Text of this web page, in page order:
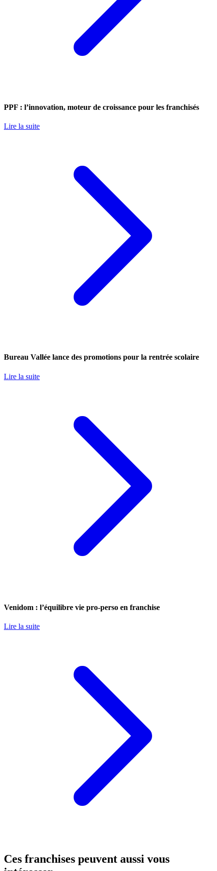
PPF : l’innovation, moteur de croissance pour les franchisés
Lire la suite
Bureau Vallée lance des promotions pour la rentrée scolaire
Lire la suite
Venidom : l’équilibre vie pro-perso en franchise
Lire la suite
Ces franchises peuvent aussi vous